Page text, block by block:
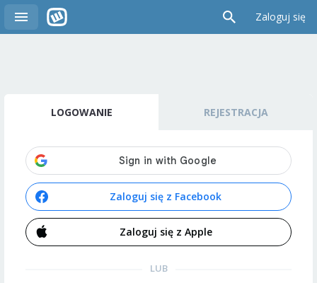
Zaloguj się
LOGOWANIE REJESTRACJA
Zaloguj się z Facebook
Zaloguj się z Apple
LUB